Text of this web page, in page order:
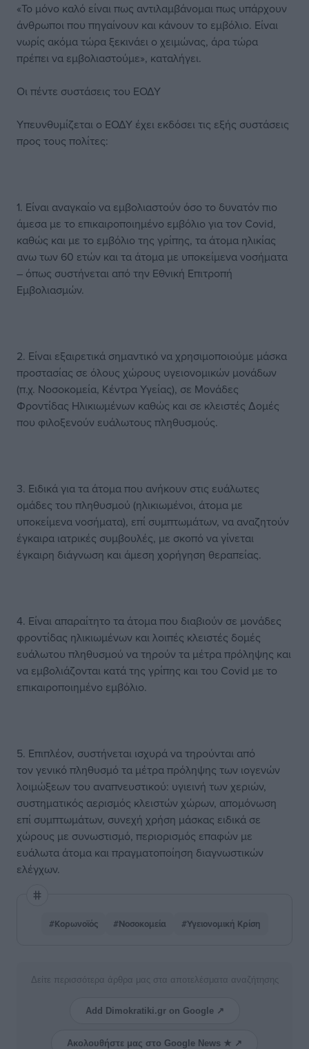
«Το μόνο καλό είναι πως αντιλαμβάνομαι πως υπάρχουν
άνθρωποι που πηγαίνουν και κάνουν το εμβόλιο. Είναι
νωρίς ακόμα τώρα ξεκινάει ο χειμώνας, άρα τώρα
πρέπει να εμβολιαστούμε», καταλήγει.
Οι πέντε συστάσεις του ΕΟΔΥ
Υπευνθυμίζεται ο ΕΟΔΥ έχει εκδόσει τις εξής συστάσεις
προς τους πολίτες:
1. Είναι αναγκαίο να εμβολιαστούν όσο το δυνατόν πιο
άμεσα με το επικαιροποιημένο εμβόλιο για τον Covid,
καθώς και με το εμβόλιο της γρίπης, τα άτομα ηλικίας
ανω των 60 ετών και τα άτομα με υποκείμενα νοσήματα
– όπως συστήνεται από την Εθνική Επιτροπή
Εμβολιασμών.
2. Είναι εξαιρετικά σημαντικό να χρησιμοποιούμε μάσκα
προστασίας σε όλους χώρους υγειονομικών μονάδων
(π.χ. Νοσοκομεία, Κέντρα Υγείας), σε Μονάδες
Φροντίδας Ηλικιωμένων καθώς και σε κλειστές Δομές
που φιλοξενούν ευάλωτους πληθυσμούς.
3. Ειδικά για τα άτομα που ανήκουν στις ευάλωτες
ομάδες του πληθυσμού (ηλικιωμένοι, άτομα με
υποκείμενα νοσήματα), επί συμπτωμάτων, να αναζητούν
έγκαιρα ιατρικές συμβουλές, με σκοπό να γίνεται
έγκαιρη διάγνωση και άμεση χορήγηση θεραπείας.
4. Είναι απαραίτητο τα άτομα που διαβιούν σε μονάδες
φροντίδας ηλικιωμένων και λοιπές κλειστές δομές
ευάλωτου πληθυσμού να τηρούν τα μέτρα πρόληψης και
να εμβολιάζονται κατά της γρίπης και του Covid με το
επικαιροποιημένο εμβόλιο.
5. Επιπλέον, συστήνεται ισχυρά να τηρούνται από
τον γενικό πληθυσμό τα μέτρα πρόληψης των ιογενών
λοιμώξεων του αναπνευστικού: υγιεινή των χεριών,
συστηματικός αερισμός κλειστών χώρων, απομόνωση
επί συμπτωμάτων, συνεχή χρήση μάσκας ειδικά σε
χώρους με συνωστισμό, περιορισμός επαφών με
ευάλωτα άτομα και πραγματοποίηση διαγνωστικών
ελέγχων.
#Κορωνοϊός #Νοσοκομεία #Υγειονομική Κρίση
Δείτε περισσότερα άρθρα μας στα αποτελέσματα αναζήτησης
Add Dimokratiki.gr on Google ↗
Ακολουθήστε μας στο Google News ★ ↗